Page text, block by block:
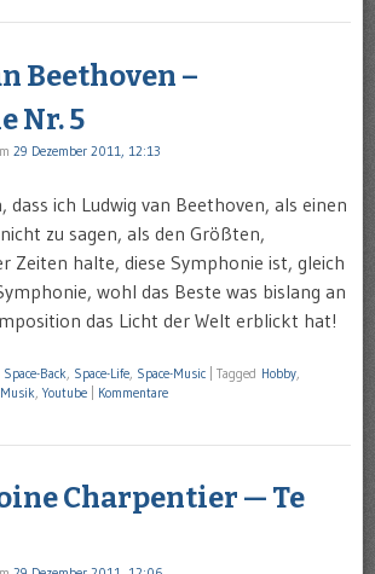
Beethoven –
Nr. 5
29 Dezember 2011, 12:13
dass ich Ludwig van Beethoven, als einen
zu sagen, als den Größten,
Zeiten halte, diese Symphonie ist, gleich
wohl das Beste was bislang an
das Licht der Welt erblickt hat!
Space-Back Space-Life Space-Music Tagged Hobby
Musik ,Youtube Kommentare
Charpentier — Te